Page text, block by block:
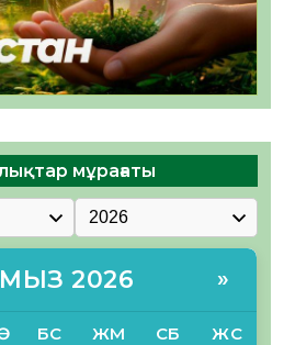
мұрағаты
2026 »
БС ЖМ СБ ЖС